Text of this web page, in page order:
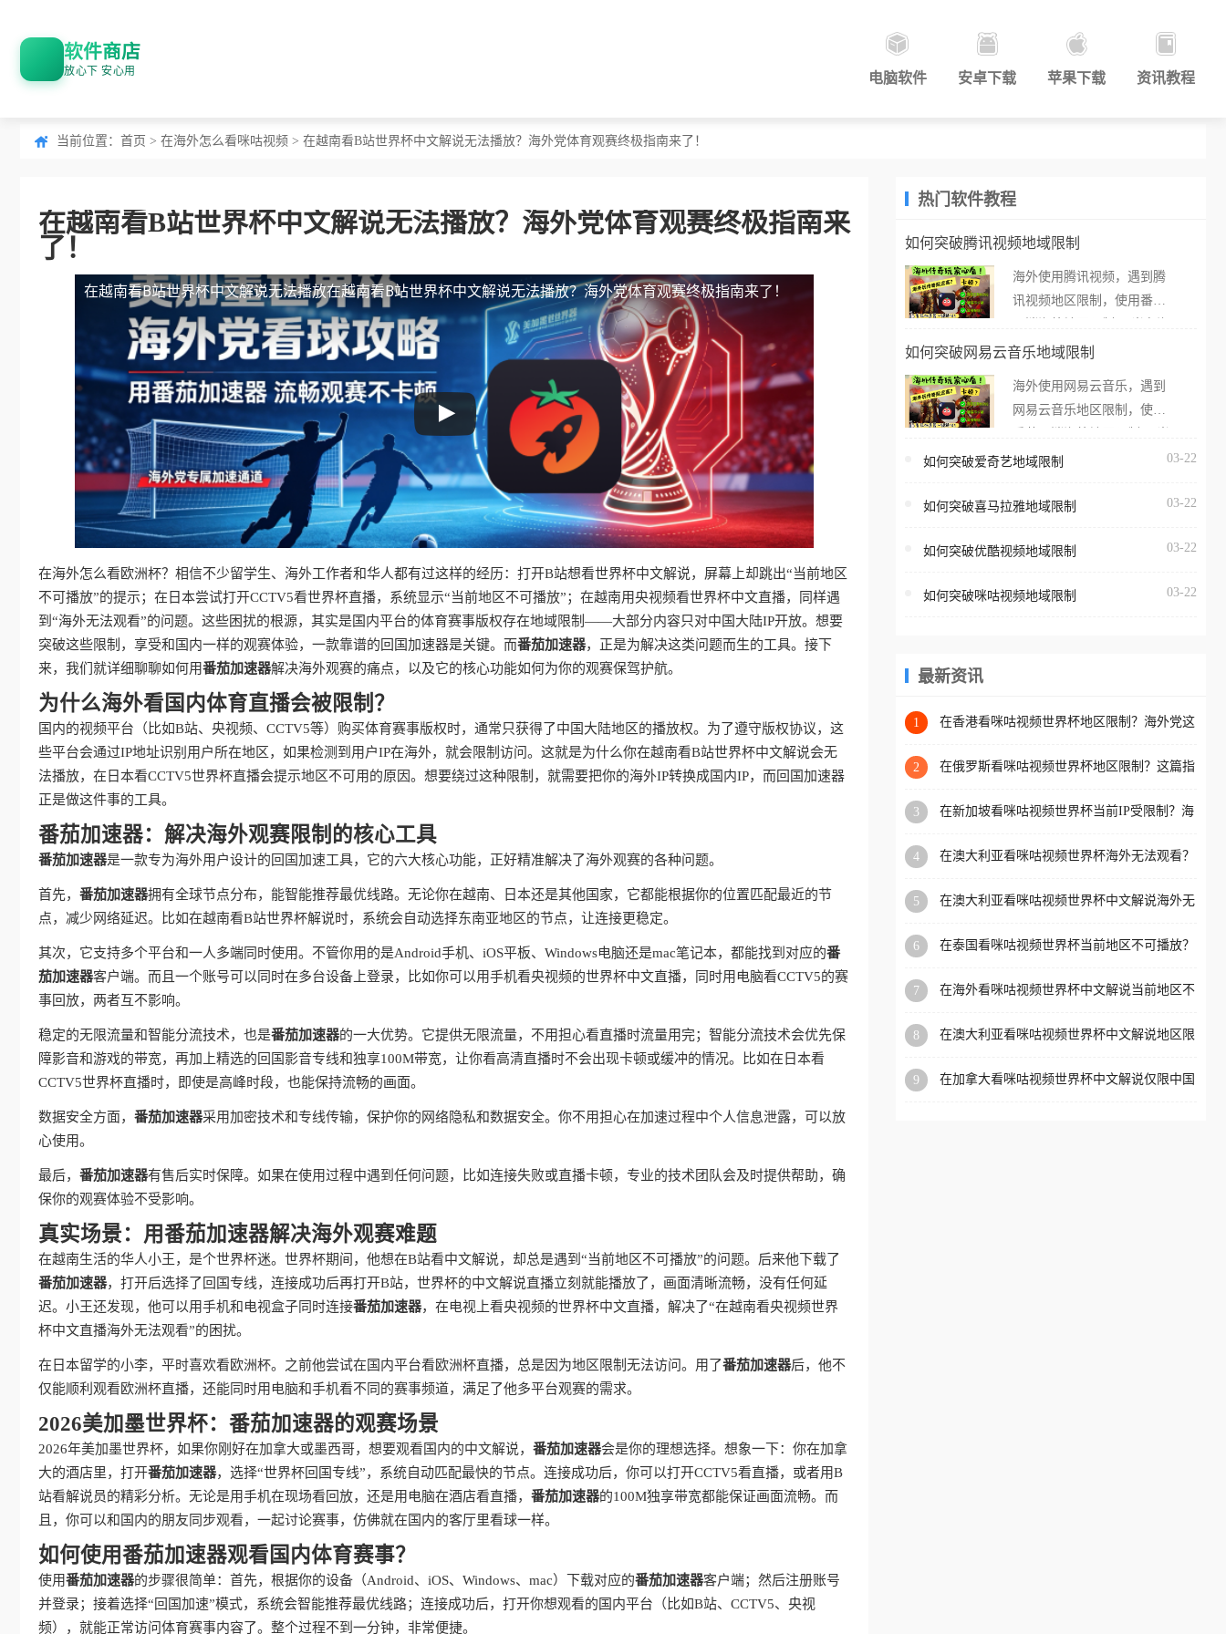
软件商店
放心下 安心用 电脑软件 安卓下载 苹果下载 资讯教程
当前位置： 首页 > 在海外怎么看咪咕视频 > 在越南看B站世界杯中文解说无法播放？海外党体育观赛终极指南来了！
在越南看B站世界杯中文解说无法播放？海外党体育观赛终极指南来
了！
在越南看B站世界杯中文解说无法播放在越南看B站世界杯中文解说无法播放？海外党体育观赛终极指南来了！
在海外怎么看欧洲杯？相信不少留学生、海外工作者和华人都有过这样的经历：打开B站想看世界杯中文解说，屏幕上却跳出“当前地区
不可播放”的提示；在日本尝试打开CCTV5看世界杯直播，系统显示“当前地区不可播放”；在越南用央视频看世界杯中文直播，同样遇
到“海外无法观看”的问题。这些困扰的根源，其实是国内平台的体育赛事版权存在地域限制——大部分内容只对中国大陆IP开放。想要
突破这些限制，享受和国内一样的观赛体验，一款靠谱的回国加速器是关键。而番茄加速器，正是为解决这类问题而生的工具。接下
来，我们就详细聊聊如何用番茄加速器解决海外观赛的痛点，以及它的核心功能如何为你的观赛保驾护航。
为什么海外看国内体育直播会被限制？
国内的视频平台（比如B站、央视频、CCTV5等）购买体育赛事版权时，通常只获得了中国大陆地区的播放权。为了遵守版权协议，这
些平台会通过IP地址识别用户所在地区，如果检测到用户IP在海外，就会限制访问。这就是为什么你在越南看B站世界杯中文解说会无
法播放，在日本看CCTV5世界杯直播会提示地区不可用的原因。想要绕过这种限制，就需要把你的海外IP转换成国内IP，而回国加速器
正是做这件事的工具。
番茄加速器：解决海外观赛限制的核心工具
番茄加速器是一款专为海外用户设计的回国加速工具，它的六大核心功能，正好精准解决了海外观赛的各种问题。
首先， 番茄加速器拥有全球节点分布，能智能推荐最优线路。无论你在越南、日本还是其他国家，它都能根据你的位置匹配最近的节
点，减少网络延迟。比如在越南看B站世界杯解说时，系统会自动选择东南亚地区的节点，让连接更稳定。
其次，它支持多个平台和一人多端同时使用。不管你用的是Android手机、iOS平板、Windows电脑还是mac笔记本，都能找到对应的番
茄加速器客户端。而且一个账号可以同时在多台设备上登录，比如你可以用手机看央视频的世界杯中文直播，同时用电脑看CCTV5的赛
事回放，两者互不影响。
稳定的无限流量和智能分流技术，也是番茄加速器的一大优势。它提供无限流量，不用担心看直播时流量用完；智能分流技术会优先保
障影音和游戏的带宽，再加上精选的回国影音专线和独享100M带宽，让你看高清直播时不会出现卡顿或缓冲的情况。比如在日本看
CCTV5世界杯直播时，即使是高峰时段，也能保持流畅的画面。
数据安全方面， 番茄加速器采用加密技术和专线传输，保护你的网络隐私和数据安全。你不用担心在加速过程中个人信息泄露，可以放
心使用。
最后， 番茄加速器有售后实时保障。如果在使用过程中遇到任何问题，比如连接失败或直播卡顿，专业的技术团队会及时提供帮助，确
保你的观赛体验不受影响。
真实场景：用番茄加速器解决海外观赛难题
在越南生活的华人小王，是个世界杯迷。世界杯期间，他想在B站看中文解说，却总是遇到“当前地区不可播放”的问题。后来他下载了
番茄加速器，打开后选择了回国专线，连接成功后再打开B站，世界杯的中文解说直播立刻就能播放了，画面清晰流畅，没有任何延
迟。小王还发现，他可以用手机和电视盒子同时连接番茄加速器，在电视上看央视频的世界杯中文直播，解决了“在越南看央视频世界
杯中文直播海外无法观看”的困扰。
在日本留学的小李，平时喜欢看欧洲杯。之前他尝试在国内平台看欧洲杯直播，总是因为地区限制无法访问。用了番茄加速器后，他不
仅能顺利观看欧洲杯直播，还能同时用电脑和手机看不同的赛事频道，满足了他多平台观赛的需求。
2026美加墨世界杯：番茄加速器的观赛场景
2026年美加墨世界杯，如果你刚好在加拿大或墨西哥，想要观看国内的中文解说， 番茄加速器会是你的理想选择。想象一下：你在加拿
大的酒店里，打开番茄加速器，选择“世界杯回国专线”，系统自动匹配最快的节点。连接成功后，你可以打开CCTV5看直播，或者用B
站看解说员的精彩分析。无论是用手机在现场看回放，还是用电脑在酒店看直播， 番茄加速器的100M独享带宽都能保证画面流畅。而
且，你可以和国内的朋友同步观看，一起讨论赛事，仿佛就在国内的客厅里看球一样。
如何使用番茄加速器观看国内体育赛事？
使用番茄加速器的步骤很简单：首先，根据你的设备（Android、iOS、Windows、mac）下载对应的番茄加速器客户端；然后注册账号
并登录；接着选择“回国加速”模式，系统会智能推荐最优线路；连接成功后，打开你想观看的国内平台（比如B站、CCTV5、央视
频），就能正常访问体育赛事内容了。整个过程不到一分钟，非常便捷。
热门软件教程
如何突破腾讯视频地域限制
海外使用腾讯视频，遇到腾
讯视频地区限制，使用番茄
外打开腾讯视频，却突然弹
地区无法播放”的提示语。
海外用户如香港、澳门、台
亚、欧洲等国家和地区时，
台一样，出现地区及版权限
地区播放。 遇到这个问题的
区工作、留学、定居等，都
权限制所困扰。
如何突破网易云音乐地域限制
海外使用网易云音乐，遇到
网易云音乐地区限制，使用
在海外打开网易云音乐，却
所在的地区无法播放”的提示
门、台湾、美国、加拿大、
区时，网易云音乐也会像其
回国加速器，即可解决「海
版权限制」的问题，无论人
国、加拿大、澳大利亚、欧
学、定居等，都可以使用，
扰。
如何突破爱奇艺地域限制 03-22
如何突破喜马拉雅地域限制 03-22
如何突破优酷视频地域限制 03-22
如何突破咪咕视频地域限制 03-22
最新资讯
1
在香港看咪咕视频世界杯地区限制？海外党这
2
在俄罗斯看咪咕视频世界杯地区限制？这篇指
3
在新加坡看咪咕视频世界杯当前IP受限制？海
4
在澳大利亚看咪咕视频世界杯海外无法观看？
5
在澳大利亚看咪咕视频世界杯中文解说海外无
6
在泰国看咪咕视频世界杯当前地区不可播放？
7
在海外看咪咕视频世界杯中文解说当前地区不
8
在澳大利亚看咪咕视频世界杯中文解说地区限
9
在加拿大看咪咕视频世界杯中文解说仅限中国